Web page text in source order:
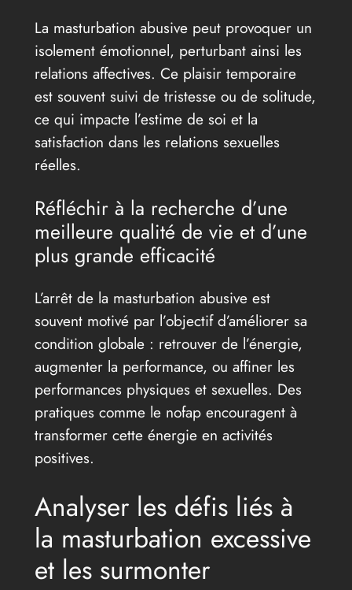
La masturbation abusive peut provoquer un
isolement émotionnel, perturbant ainsi les
relations affectives. Ce plaisir temporaire
est souvent suivi de tristesse ou de solitude,
ce qui impacte l’estime de soi et la
satisfaction dans les relations sexuelles
réelles.
Réfléchir à la recherche d’une
meilleure qualité de vie et d’une
plus grande efficacité
L’arrêt de la masturbation abusive est
souvent motivé par l’objectif d’améliorer sa
condition globale : retrouver de l’énergie,
augmenter la performance, ou affiner les
performances physiques et sexuelles. Des
pratiques comme le nofap encouragent à
transformer cette énergie en activités
positives.
Analyser les défis liés à
la masturbation excessive
et les surmonter